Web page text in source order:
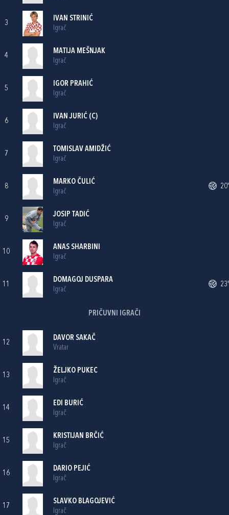
3
IVAN STRINIĆ
Igrač
4
MATIJA MEŠNJAK
Igrač
5
IGOR PRAHIĆ
Igrač
6
IVAN JURIĆ (C)
Igrač
7
TOMISLAV AMIDŽIĆ
Igrač
8
MARKO ČULIĆ
Igrač
20'
9
JOSIP TADIĆ
Igrač
10
ANAS SHARBINI
Igrač
11
DOMAGOJ DUSPARA
Igrač
23'
PRIČUVNI IGRAČI
12
DAVOR SAKAČ
Vratar
13
ŽELJKO PUKEC
Igrač
14
EDI BURIĆ
Igrač
15
KRISTIJAN BRČIĆ
Igrač
16
DARIO PEJIĆ
Igrač
17
SLAVKO BLAGOJEVIĆ
Igrač